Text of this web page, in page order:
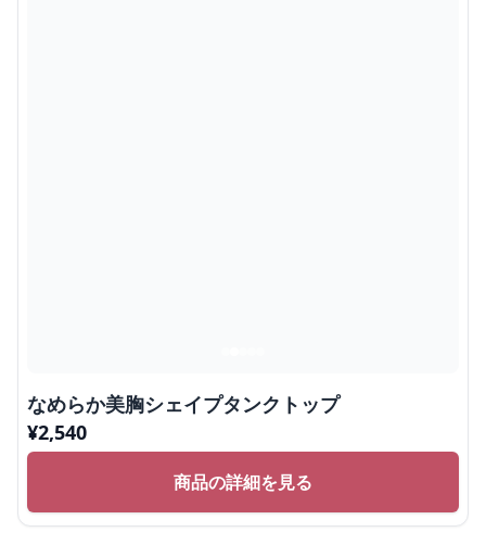
なめらか美胸シェイプタンクトップ
¥2,540
商品の詳細を見る